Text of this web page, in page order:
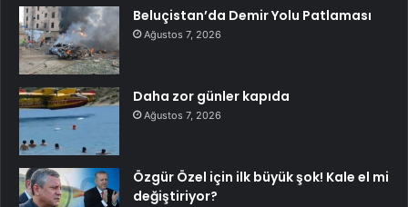
Beluçistan’da Demir Yolu Patlaması
Ağustos 7, 2026
Daha zor günler kapıda
Ağustos 7, 2026
Özgür Özel için ilk büyük şok! Kale el mi
değiştiriyor?